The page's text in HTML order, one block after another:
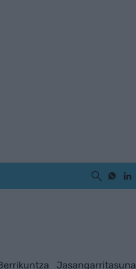
Jasangarritasuna